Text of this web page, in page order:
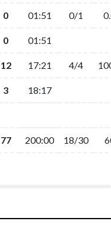
0 01:51 0/1
0 01:51
12 17:21 4/4
3 18:17
77 200:00 18/30
0 01:51 0/1
0 01:51
12 17:21 4/4
3 18:17
77 200:00 18/30